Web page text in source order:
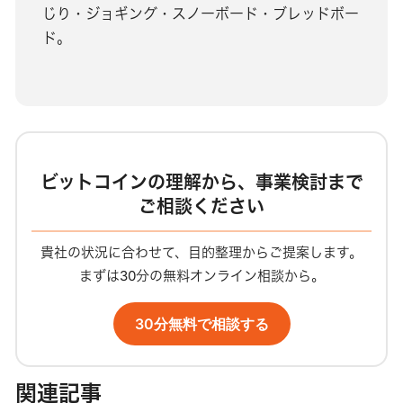
じり・ジョギング・スノーボード・ブレッドボー
ド。
ビットコインの理解から、事業検討まで
ご相談ください
貴社の状況に合わせて、目的整理からご提案します。
まずは30分の無料オンライン相談から。
30分無料で相談する
関連記事